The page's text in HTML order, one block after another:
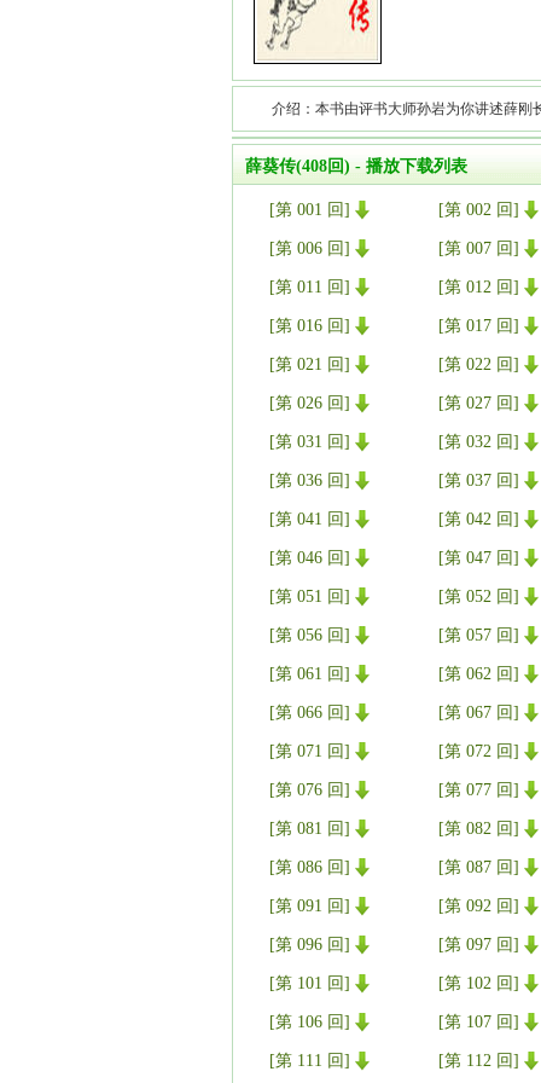
介绍：本书由评书大师孙岩为你讲述薛
薛葵传(408回) - 播放下载列表
[第 001 回] [第 002 回]
[第 006 回] [第 007 回]
[第 011 回] [第 012 回]
[第 016 回] [第 017 回]
[第 021 回] [第 022 回]
[第 026 回] [第 027 回]
[第 031 回] [第 032 回]
[第 036 回] [第 037 回]
[第 041 回] [第 042 回]
[第 046 回] [第 047 回]
[第 051 回] [第 052 回]
[第 056 回] [第 057 回]
[第 061 回] [第 062 回]
[第 066 回] [第 067 回]
[第 071 回] [第 072 回]
[第 076 回] [第 077 回]
[第 081 回] [第 082 回]
[第 086 回] [第 087 回]
[第 091 回] [第 092 回]
[第 096 回] [第 097 回]
[第 101 回] [第 102 回]
[第 106 回] [第 107 回]
[第 111 回] [第 112 回]